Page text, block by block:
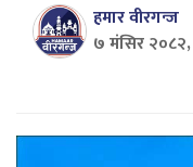
हमार वीरगन्ज
७ मंसिर